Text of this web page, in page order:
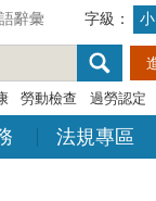
辭彙 字級： 小
勞動檢查 過勞認定
法規專區